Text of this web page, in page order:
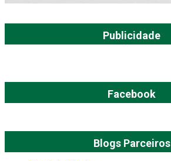
Publicidade
Facebook
Blogs Parceiros